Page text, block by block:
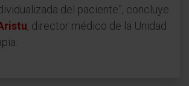
del paciente”, concluye
, director médico de la Unidad